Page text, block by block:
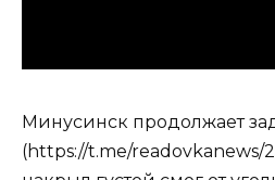
Минусинск продолжает
(https://t.me/readovkanews/